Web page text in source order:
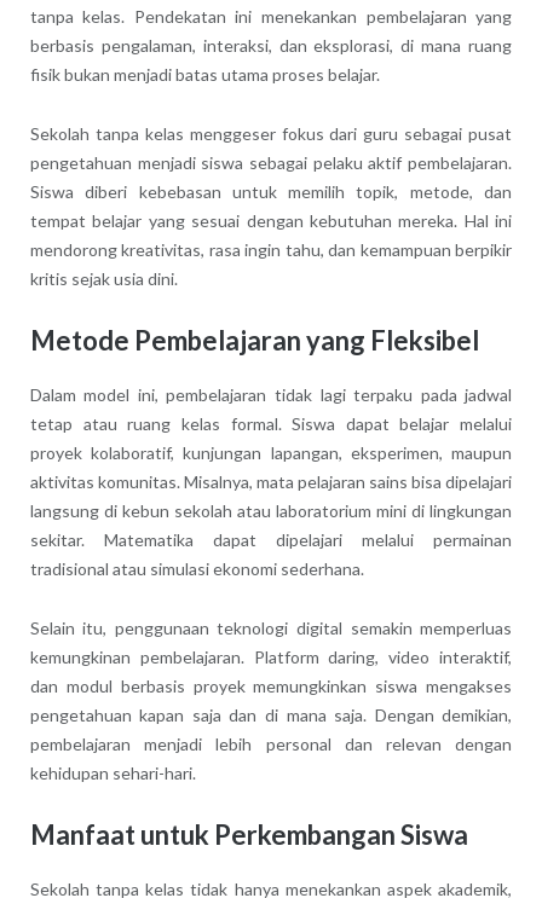
tanpa kelas. Pendekatan ini menekankan pembelajaran yang
berbasis pengalaman, interaksi, dan eksplorasi, di mana ruang
fisik bukan menjadi batas utama proses belajar.
Sekolah tanpa kelas menggeser fokus dari guru sebagai pusat
pengetahuan menjadi siswa sebagai pelaku aktif pembelajaran.
Siswa diberi kebebasan untuk memilih topik, metode, dan
tempat belajar yang sesuai dengan kebutuhan mereka. Hal ini
mendorong kreativitas, rasa ingin tahu, dan kemampuan berpikir
kritis sejak usia dini.
Metode Pembelajaran yang Fleksibel
Dalam model ini, pembelajaran tidak lagi terpaku pada jadwal
tetap atau ruang kelas formal. Siswa dapat belajar melalui
proyek kolaboratif, kunjungan lapangan, eksperimen, maupun
aktivitas komunitas. Misalnya, mata pelajaran sains bisa dipelajari
langsung di kebun sekolah atau laboratorium mini di lingkungan
sekitar. Matematika dapat dipelajari melalui permainan
tradisional atau simulasi ekonomi sederhana.
Selain itu, penggunaan teknologi digital semakin memperluas
kemungkinan pembelajaran. Platform daring, video interaktif,
dan modul berbasis proyek memungkinkan siswa mengakses
pengetahuan kapan saja dan di mana saja. Dengan demikian,
pembelajaran menjadi lebih personal dan relevan dengan
kehidupan sehari-hari.
Manfaat untuk Perkembangan Siswa
Sekolah tanpa kelas tidak hanya menekankan aspek akademik,